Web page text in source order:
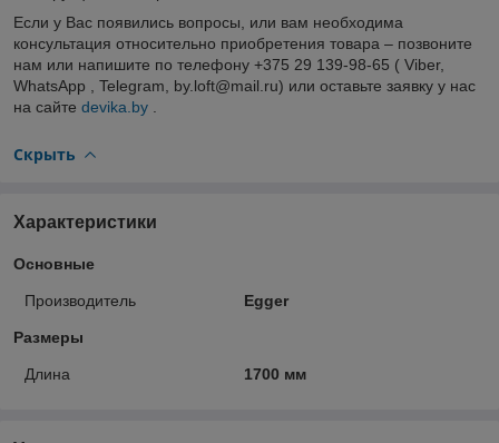
Если у Вас появились вопросы, или вам необходима
консультация относительно приобретения товара – позвоните
нам или напишите по телефону +375 29 139-98-65 ( Viber,
WhatsApp , Telegram, by.loft@mail.ru) или оставьте заявку у нас
на сайте devika.by
Скрыть
Характеристики
Основные
Производитель Egger
Размеры
Длина 1700 мм